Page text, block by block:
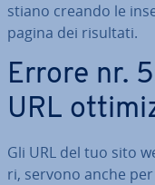
stiano creando le
pagina dei risultati.
Errore nr.
URL
Gli URL del tuo sito
ri, servono anche